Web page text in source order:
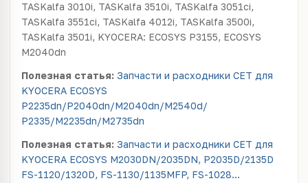
TASKalfa 3010i, TASKalfa 3510i, TASKalfa 3051ci,
TASKalfa 3551ci, TASKalfa 4012i, TASKalfa 3500i,
TASKalfa 3501i, KYOCERA: ECOSYS P3155, ECOSYS
M2040dn
Полезная статья: Запчасти и расходники CET для
KYOCERA ECOSYS
P2235dn/P2040dn/M2040dn/M2540d/
P2335/M2235dn/M2735dn
Полезная статья: Запчасти и расходники CET для
KYOCERA ECOSYS M2030DN/2035DN, P2035D/2135D
FS-1120/1320D, FS-1130/1135MFP, FS-1028…